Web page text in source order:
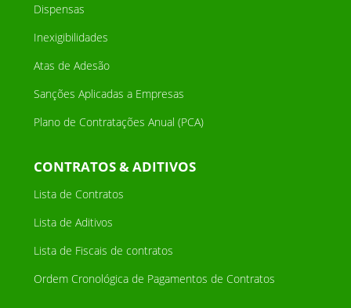
Dispensas
Inexigibilidades
Atas de Adesão
Sanções Aplicadas a Empresas
Plano de Contratações Anual (PCA)
CONTRATOS & ADITIVOS
Lista de Contratos
Lista de Aditivos
Lista de Fiscais de contratos
Ordem Cronológica de Pagamentos de Contratos